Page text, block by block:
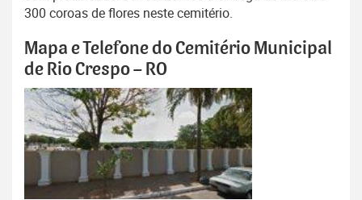
300 coroas de flores neste cemitério.
Mapa e Telefone do Cemitério Municipal
de Rio Crespo – RO